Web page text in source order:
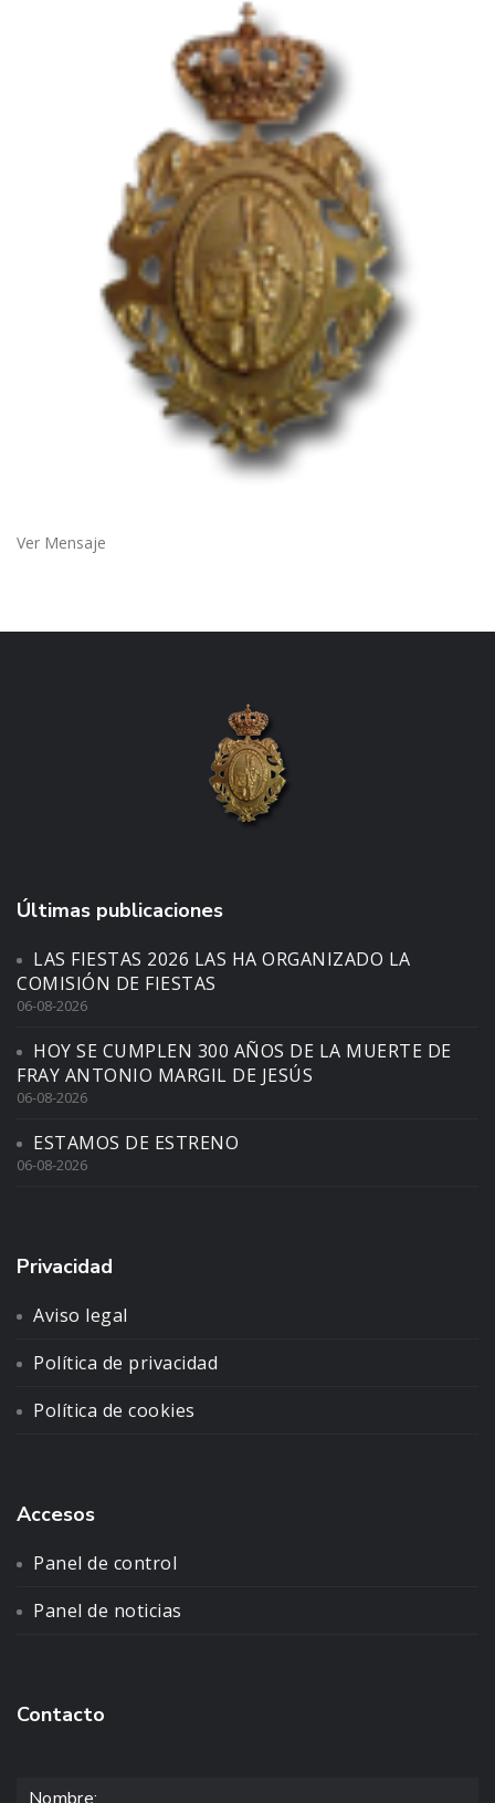
Ver Mensaje
Últimas publicaciones
LAS FIESTAS 2026 LAS HA ORGANIZADO LA
COMISIÓN DE FIESTAS
06-08-2026
HOY SE CUMPLEN 300 AÑOS DE LA MUERTE DE
FRAY ANTONIO MARGIL DE JESÚS
06-08-2026
ESTAMOS DE ESTRENO
06-08-2026
Privacidad
Aviso legal
Política de privacidad
Política de cookies
Accesos
Panel de control
Panel de noticias
Contacto